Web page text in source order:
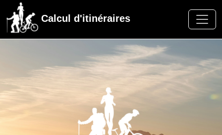
Calcul d'itinéraires